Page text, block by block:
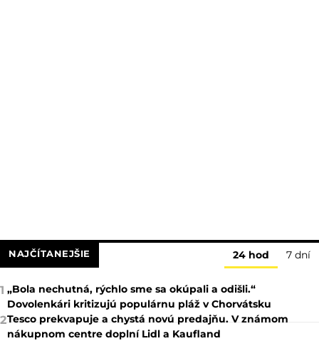
NAJČÍTANEJŠIE 24 hod 7 dní
1 „Bola nechutná, rýchlo sme sa okúpali a odišli.“
Dovolenkári kritizujú populárnu pláž v Chorvátsku
2Tesco prekvapuje a chystá novú predajňu. V známom
nákupnom centre doplní Lidl a Kaufland